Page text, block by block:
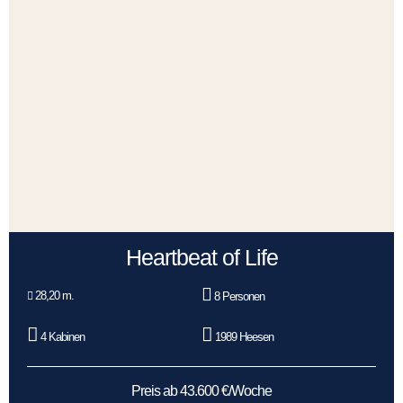
Heartbeat of Life
28,20 m. 8 Personen
4 Kabinen 1989 Heesen
Preis ab 43.600 €/Woche